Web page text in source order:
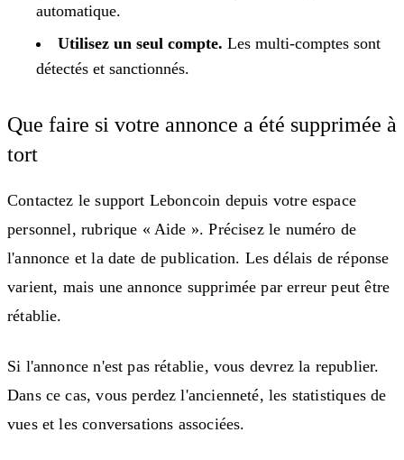
automatique.
Utilisez un seul compte. Les multi-comptes sont
détectés et sanctionnés.
Que faire si votre annonce a été supprimée à
tort
Contactez le support Leboncoin depuis votre espace
personnel, rubrique « Aide ». Précisez le numéro de
l'annonce et la date de publication. Les délais de réponse
varient, mais une annonce supprimée par erreur peut être
rétablie.
Si l'annonce n'est pas rétablie, vous devrez la republier.
Dans ce cas, vous perdez l'ancienneté, les statistiques de
vues et les conversations associées.